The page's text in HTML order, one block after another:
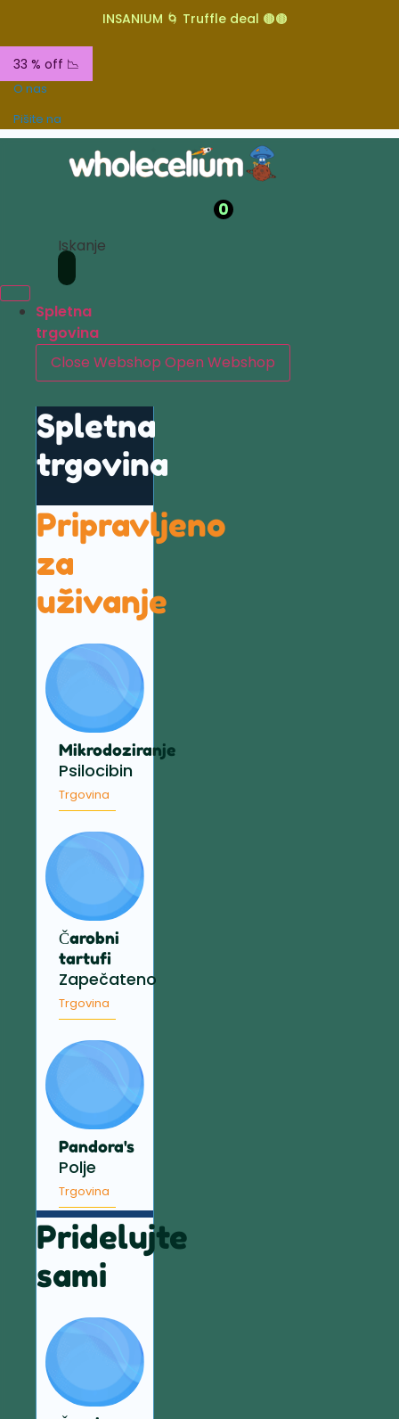
INSANIUM 🌀 Truffle deal 🟤🟤
33 % off 📉
O nas
Pišite na
0
Iskanje
Spletna
trgovina
Close Webshop Open Webshop
Spletna
trgovina
Pripravljeno
za
uživanje
Mikrodoziranje
Psilocibin
Trgovina
Čarobni
tartufi
Zapečateno
Trgovina
Pandora's
Polje
Trgovina
Pridelujte
sami